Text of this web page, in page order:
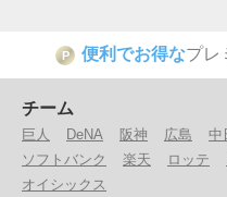
P 便利でお得なプレ
チーム
巨人 DeNA 阪神 広島 中
ソフトバンク
楽天 ロッテ
オイシックス